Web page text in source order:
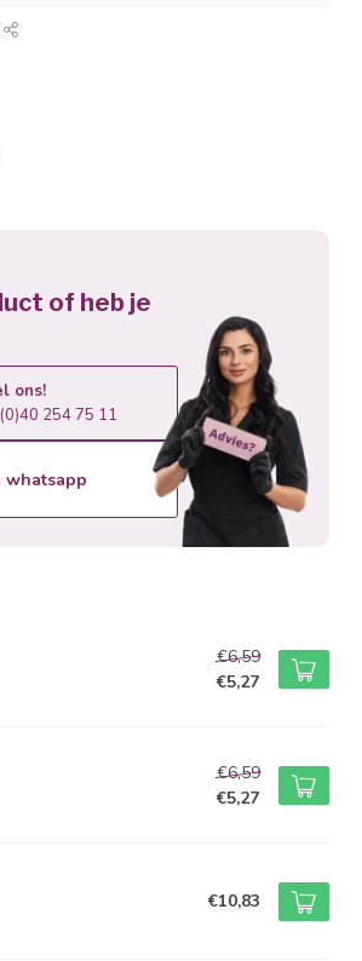
of heb je
ons!
254 75 11
whatsapp
€6,59
€5,27
€6,59
€5,27
€10,83